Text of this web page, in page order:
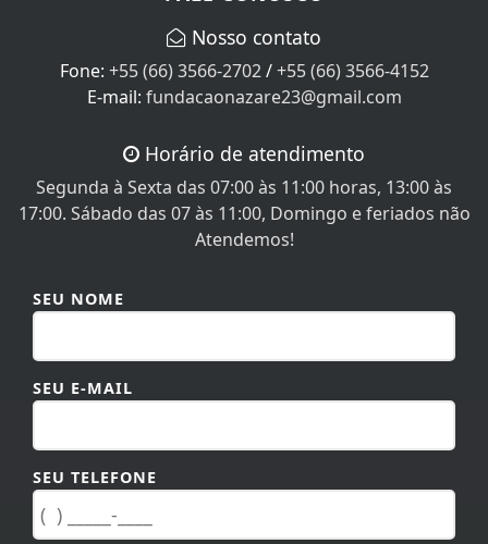
FALE CONOSCO
E-mail:fundacaonazare23@gmail.com
Segunda à Sexta das 07:00 às 11:00 horas, 13:00 às
17:00. Sábado das 07 às 11:00, Domingo e feriados não
SEU NOME
SEU E-MAIL